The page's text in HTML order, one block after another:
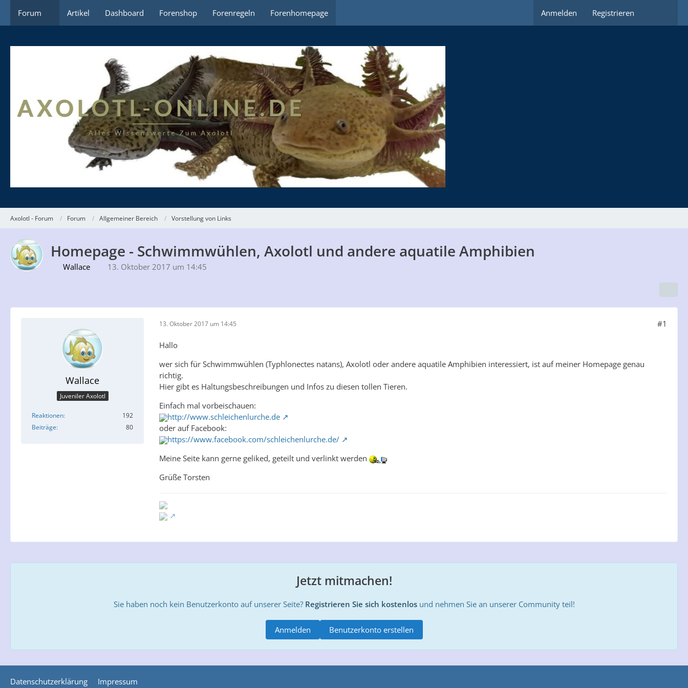
Forum Artikel Dashboard Forenshop Forenregeln Forenhomepage Anmelden Registrieren
Axolotl - Forum Forum Allgemeiner Bereich Vorstellung von Links
Homepage - Schwimmwühlen, Axolotl und andere aquatile Amphibien
Wallace 13. Oktober 2017 um 14:45
Wallace
Juveniler Axolotl
Reaktionen
192
Beiträge
80
13. Oktober 2017 um 14:45 #1
Hallo
wer sich für Schwimmwühlen (Typhlonectes natans), Axolotl oder andere aquatile Amphibien interessiert, ist auf meiner Homepage genau
richtig.
Hier gibt es Haltungsbeschreibungen und Infos zu diesen tollen Tieren.
Einfach mal vorbeischauen:
http://www.schleichenlurche.de
oder auf Facebook:
https://www.facebook.com/schleichenlurche.de/
Meine Seite kann gerne geliked, geteilt und verlinkt werden
Grüße Torsten
Jetzt mitmachen!
Sie haben noch kein Benutzerkonto auf unserer Seite? Registrieren Sie sich kostenlosund nehmen Sie an unserer Community teil!
Benutzerkonto erstellen
Anmelden
Datenschutzerklärung Impressum